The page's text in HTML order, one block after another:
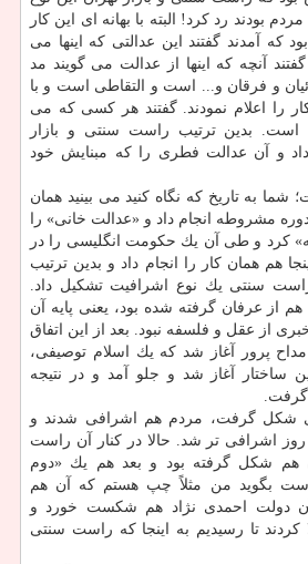
بودند رد كرد! البته با بهانه ای این كار
كه آمدند گفتند این عدالتی كه اینها می
آنچه كه اینها از عدالت می گویند مد
و فرقان و... است و التقاطی است و با
را اعلام نمودند. گفتند هر كسی كه می
است. بدین ترتیب راست سنتی و بازار
داد و آن عدالت فطری را كه مبنایش خود
شما به تاریخ كه نگاه كنید می بینید همان
مشروطه انجام داد و «عدالت خانی» را
كرد و طی آن یك حكومت انگلیسی را در
هم همان كار را انجام داد و بدین ترتیب
راست سنتی یك نوع اشرافیت تشكیل داد.
از عرفان گرفته شده بود، یعنی پایه آن
از عقل و فلسفه نبود. بعد از این اتفاق
پرور آغاز شد كه یك اسلام توصیفی،
ساختار آغاز شد و جلو آمد و در نتیجه
گرفت.
شكل گرفت، مردم هم اشرافی شدند و
حكومت متأسفانه روزبه روز اشرافی ‎تر شد. حالا در كنار آن راست
شكل گرفته بود و بعد هم یك «دوم
بگوید من مثلاً چپ هستم كه آن هم
دولت احمدی نژاد هم شكست خورد و
تا رسیدیم به اینجا كه راست سنتی